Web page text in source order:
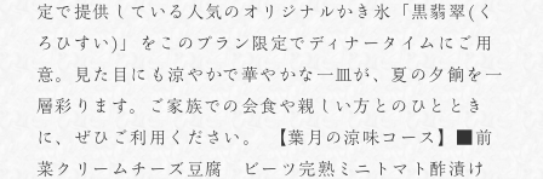
定で提供している人気のオリジナルかき氷「黒翡翠(く
ろひすい)」をこのプラン限定でディナータイムにご用
意。見た目にも涼やかで華やかな一皿が、夏の夕餉を一
層彩ります。ご家族での会食や親しい方とのひととき
に、ぜひご利用ください。 【葉月の涼味コース】■前
菜クリームチーズ豆腐 ビーツ完熟ミニトマト酢漬け